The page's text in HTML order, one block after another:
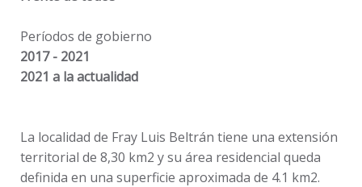
Períodos de gobierno
2017 - 2021
2021 a la actualidad
La localidad de Fray Luis Beltrán tiene una extensión
territorial de 8,30 km2 y su área residencial queda
definida en una superficie aproximada de 4.1 km2.